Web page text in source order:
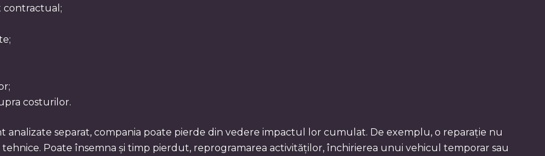
contractual;
costurilor.
analizate separat, compania poate pierde din vedere impactul lor cumulat. De exemplu, o reparație nu
Poate însemna și timp pierdut, reprogramarea activităților, închirierea unui vehicul temporar sau